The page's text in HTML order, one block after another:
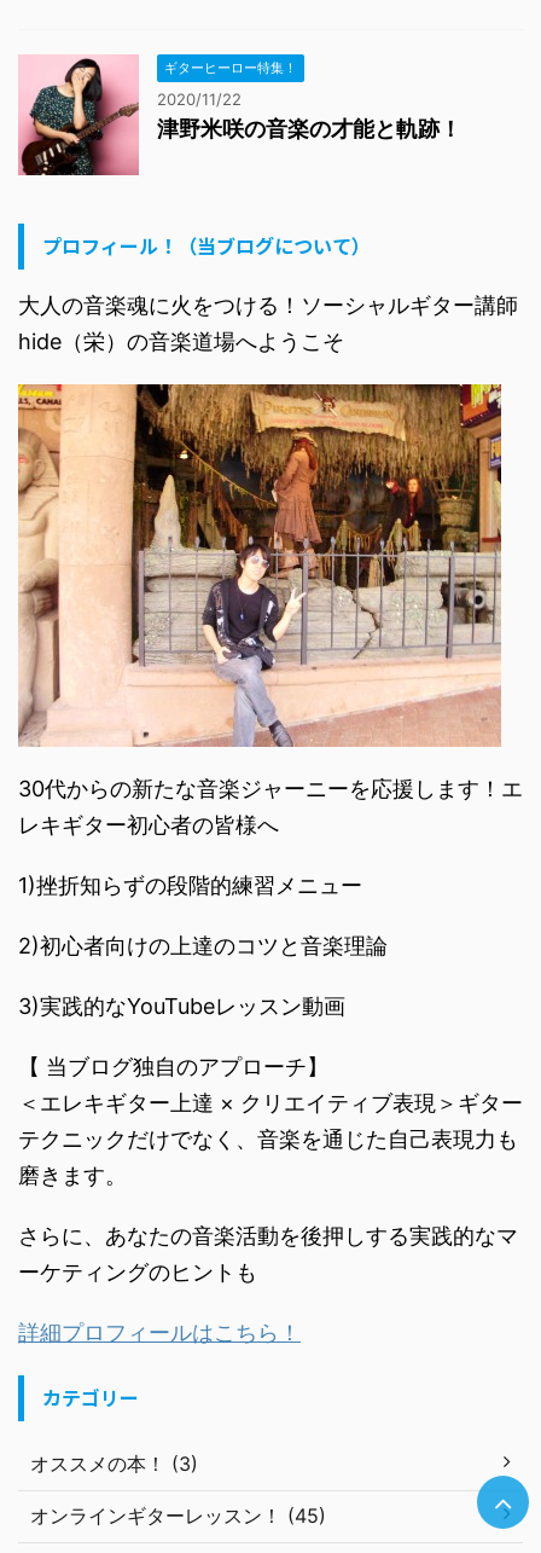
ギターヒーロー特集！
2020/11/22
津野米咲の音楽の才能と軌跡！
プロフィール！（当ブログについて）
大人の音楽魂に火をつける！ソーシャルギター講師
hide（栄）の音楽道場へようこそ
30代からの新たな音楽ジャーニーを応援します！エ
レキギター初心者の皆様へ
1)挫折知らずの段階的練習メニュー
2)初心者向けの上達のコツと音楽理論
3)実践的なYouTubeレッスン動画
【 当ブログ独自のアプローチ】
＜エレキギター上達 × クリエイティブ表現＞ギター
テクニックだけでなく、音楽を通じた自己表現力も
磨きます。
さらに、あなたの音楽活動を後押しする実践的なマ
ーケティングのヒントも
詳細プロフィールはこちら！
カテゴリー
オススメの本！ (3)
オンラインギターレッスン！ (45)